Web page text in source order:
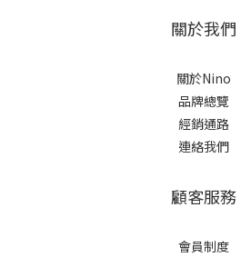
關於我們
關於Nino
品牌總覽
經銷通路
連絡我們
顧客服務
會員制度